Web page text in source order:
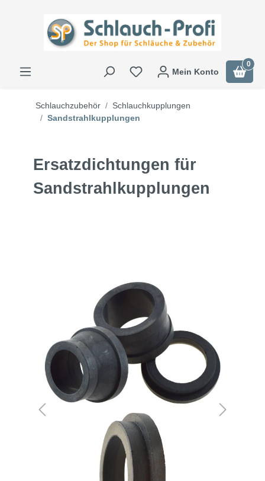
Mein Konto
0
Schlauchzubehör
Schlauchkupplungen
Sandstrahlkupplungen
Ersatzdichtungen für
Sandstrahlkupplungen